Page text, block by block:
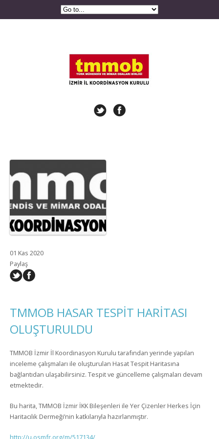
01 Kas 2020
Paylaş
TMMOB HASAR TESPİT HARİTASI
OLUŞTURULDU
TMMOB İzmir İl Koordinasyon Kurulu tarafından yerinde yapılan
inceleme çalışmaları ile oluşturulan Hasat Tespit Haritasına
bağlantıdan ulaşabilirsiniz. Tespit ve güncelleme çalışmaları devam
etmektedir.
Bu harita, TMMOB İzmir İKK Bileşenleri ile Yer Çizenler Herkes İçin
Haritacılık Dermeği’nin katkılarıyla hazırlanmıştır.
http://u.osmfr.org/m/517134/